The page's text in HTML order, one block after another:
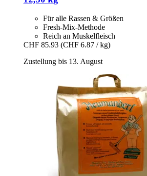
Für alle Rassen & Größen
Fresh-Mix-Methode
Reich an Muskelfleisch
CHF 85.93 (CHF 6.87 / kg)
Zustellung bis 13. August